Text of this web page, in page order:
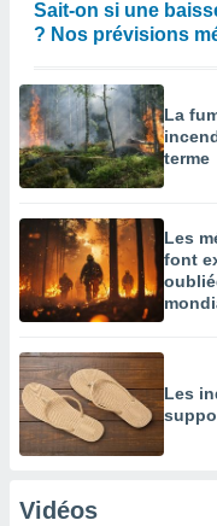
Sait-on si une
? Nos prévisions
La
terme
Les
font
Les
Vidéos